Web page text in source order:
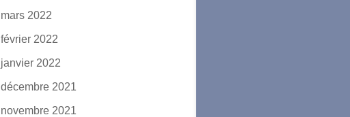
mars 2022
février 2022
janvier 2022
décembre 2021
novembre 2021